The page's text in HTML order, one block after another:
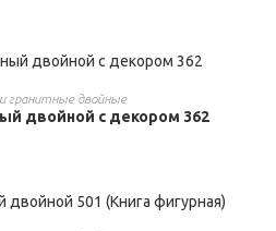
гранитные двойные
двойной с декором 362